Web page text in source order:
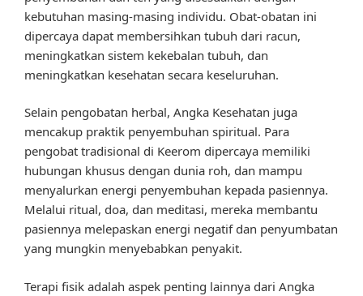
kebutuhan masing-masing individu. Obat-obatan ini
dipercaya dapat membersihkan tubuh dari racun,
meningkatkan sistem kekebalan tubuh, dan
meningkatkan kesehatan secara keseluruhan.
Selain pengobatan herbal, Angka Kesehatan juga
mencakup praktik penyembuhan spiritual. Para
pengobat tradisional di Keerom dipercaya memiliki
hubungan khusus dengan dunia roh, dan mampu
menyalurkan energi penyembuhan kepada pasiennya.
Melalui ritual, doa, dan meditasi, mereka membantu
pasiennya melepaskan energi negatif dan penyumbatan
yang mungkin menyebabkan penyakit.
Terapi fisik adalah aspek penting lainnya dari Angka